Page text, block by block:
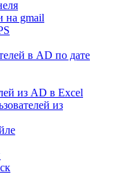
на gmail
в AD по дате
из AD в Excel
из